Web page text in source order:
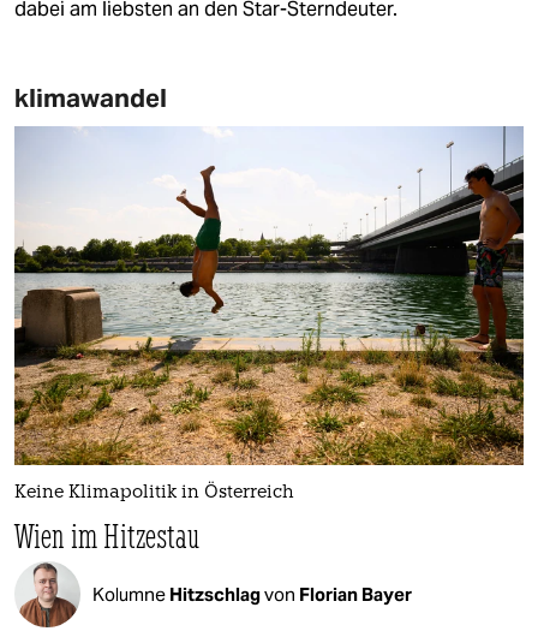
dabei am liebsten an den Star-Sterndeuter.
klimawandel
Keine Klimapolitik in Österreich
Wien im Hitzestau
Kolumne Hitzschlagvon Florian Bayer